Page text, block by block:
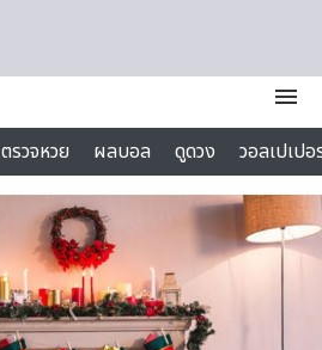
menu
ตรวจหวย ผลบอล ดูดวง
วอลเปเป